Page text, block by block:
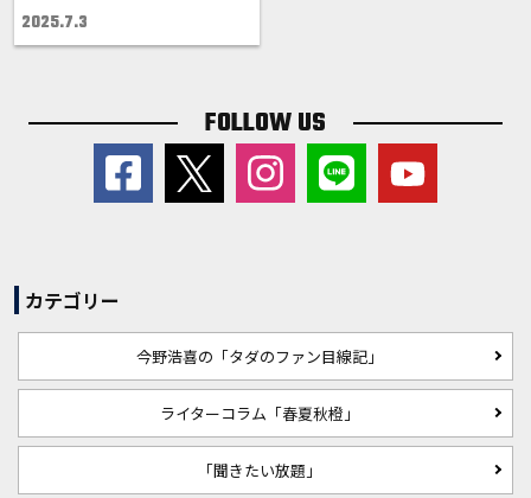
2025.7.3
FOLLOW US
カテゴリー
今野浩喜の「タダのファン目線記」
ライターコラム「春夏秋橙」
「聞きたい放題」